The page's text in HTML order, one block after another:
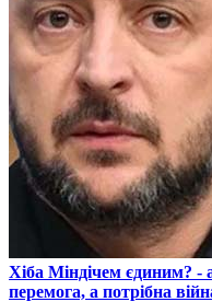
​Хіба Міндічем єдиним? -
перемога, а потрібна